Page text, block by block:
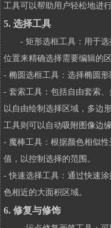
工具可以帮助用户轻松地进
5. 选择工具
- 矩形选框工具：用于
位置来精确选择需要编辑的区
- 椭圆选框工具：选择椭圆形
- 套索工具：包括自由套索
以自由绘制选择区域，多边
工具则可以自动吸附图像边
- 魔棒工具：根据颜色相似
值，以控制选择的范围。
- 快速选择工具：通过快速
色相近的大面积区域。
6. 修复与修饰